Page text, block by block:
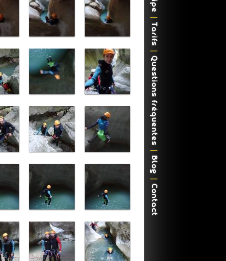
Tarifs
Questions fréquentes
Blog
Contact